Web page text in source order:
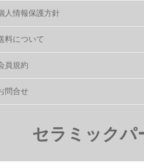
人情報保護方針
料について
員規約
問合せ
セラミックパ